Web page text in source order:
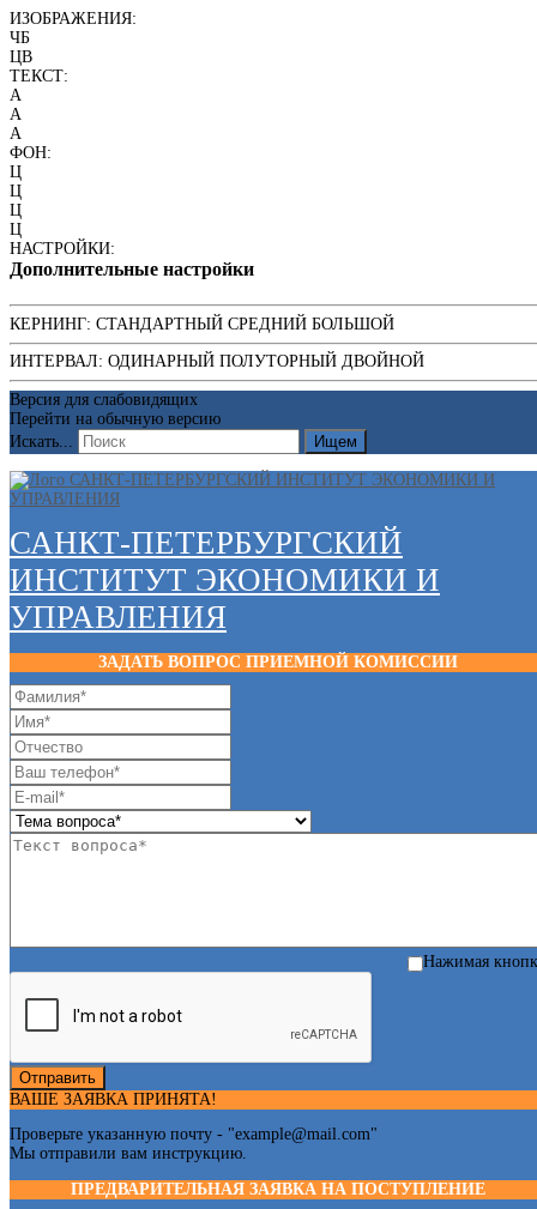
ИЗОБРАЖЕНИЯ:
ЧБ
ЦВ
ТЕКСТ:
A
A
A
ФОН:
Ц
Ц
Ц
Ц
НАСТРОЙКИ:
Дополнительные настройки
КЕРНИНГ: СТАНДАРТНЫЙ СРЕДНИЙ БОЛЬШОЙ
ИНТЕРВАЛ: ОДИНАРНЫЙ ПОЛУТОРНЫЙ ДВОЙНОЙ
Версия для слабовидящих
Перейти на обычную версию
Искать...
Ищем
САНКТ-ПЕТЕРБУРГСКИЙ
ИНСТИТУТ ЭКОНОМИКИ И
УПРАВЛЕНИЯ
ЗАДАТЬ ВОПРОС ПРИЕМНОЙ КОМИССИИ
Нажимая
Отправить
ВАШЕ ЗАЯВКА ПРИНЯТА!
Проверьте указанную почту - "example@mail.com"
Мы отправили вам инструкцию.
ПРЕДВАРИТЕЛЬНАЯ ЗАЯВКА НА ПОСТУПЛЕНИЕ